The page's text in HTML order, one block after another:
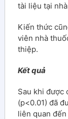
tài liệu tại
Kiến thức
viên nhà
thiệp.
Kết quả
Sau khi được
(p<0.01) đã
liên quan